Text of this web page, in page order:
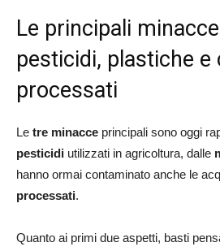
Le principali
pesticidi, plastiche e
processati
Le tre minacce principali sono oggi
pesticidi utilizzati in agricoltura, dalle
hanno ormai contaminato anche le
processati.
Quanto ai primi due aspetti, basti